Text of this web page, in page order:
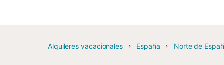
Alquileres vacacionales España Norte de